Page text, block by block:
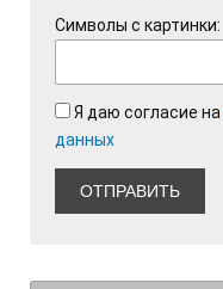
Символы с картинки:
Я даю согласие на
данных
ОТПРАВИТЬ